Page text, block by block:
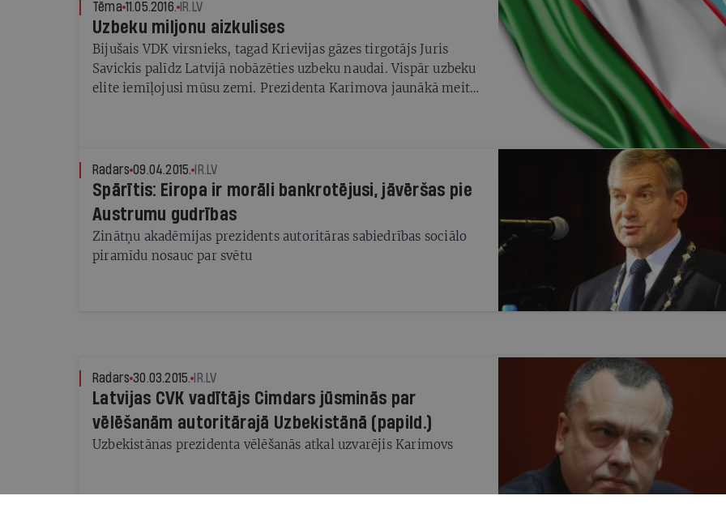
Tēma 11.05.2016. IR.LV
Uzbeku miljonu aizkulises
Bijušais VDK virsnieks, tagad Krievijas gāzes tirgotājs Juris
Savickis palīdz Latvijā nobāzēties uzbeku naudai. Vispār uzbeku
elite iemīļojusi mūsu zemi. Prezidenta Karimova jaunākā meita
slepkavības mēģinājums un diemžēl atklājas aizmigusi - vai
uzpirkta - Latvijas tieslietu sistēma
Radars 09.04.2015. IR.LV
Spārītis: Eiropa ir morāli bankrotējusi, jāvēršas pie
Austrumu gudrības
Zinātņu akadēmijas prezidents autoritāras sabiedrības sociālo
piramīdu nosauc par svētu
Radars 30.03.2015. IR.LV
Latvijas CVK vadītājs Cimdars jūsminās par
vēlēšanām autoritārajā Uzbekistānā (papild.)
Uzbekistānas prezidenta vēlēšanās atkal uzvarējis Karimovs